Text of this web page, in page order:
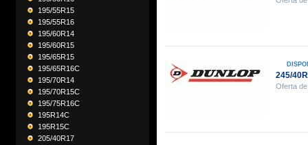
195/55R15
195/55R16
195/60R14
195/60R15
195/65R15
195/65R16C
195/70R14
195/70R15C
195/75R16C
195R14C
195R15C
205/40R17
245/
Oferta